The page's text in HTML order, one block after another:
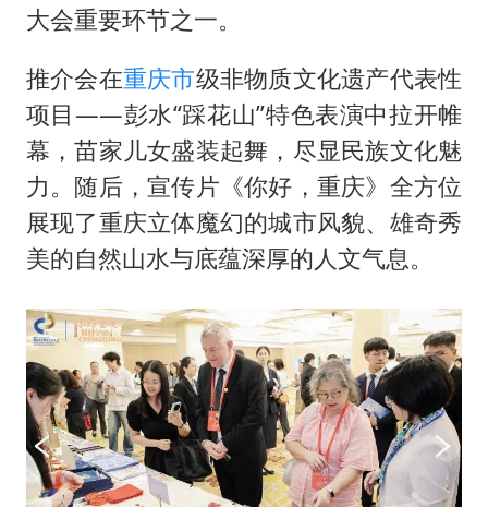
弹药库存告急 美军补货难
南太行山失联女孩最后信号不在山林
李亚鹏向地铁吐血女孩捐99999元
总书记关心百姓身边这些民生大事
大会重要环节之一。
推介会在重庆市级非物质文化遗产代表性
项目——彭水“踩花山”特色表演中拉开帷
幕，苗家儿女盛装起舞，尽显民族文化魅
力。随后，宣传片《你好，重庆》全方位
展现了重庆立体魔幻的城市风貌、雄奇秀
美的自然山水与底蕴深厚的人文气息。